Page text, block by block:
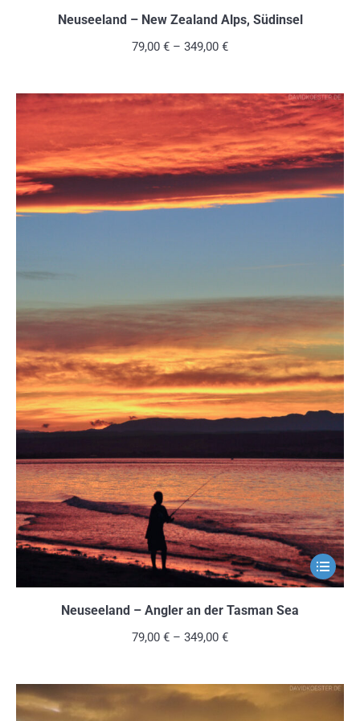
Die
Optionen
können
auf
der
werden
Neuseeland – New Zealand Alps, Südinsel
79,00 € – 349,00 €
Dieses
Produkt
Neuseeland – Angler an der Tasman Sea
79,00 € – 349,00 €